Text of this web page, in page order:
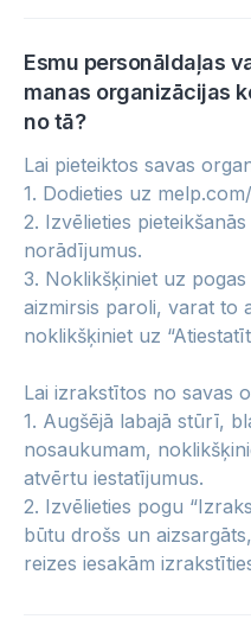
Esmu personāldaļas
manas organizācijas
no tā?
Lai pieteiktos savas
1. Dodieties uz
2. Izvēlieties
norādījumus.
3. Noklikšķiniet uz pogas
aizmirsis paroli, varat to
noklikšķiniet uz
Lai izrakstītos no savas
1. Augšējā labajā stūrī,
nosaukumam,
atvērtu iestatījumus.
2. Izvēlieties pogu
būtu drošs un
reizes iesakām